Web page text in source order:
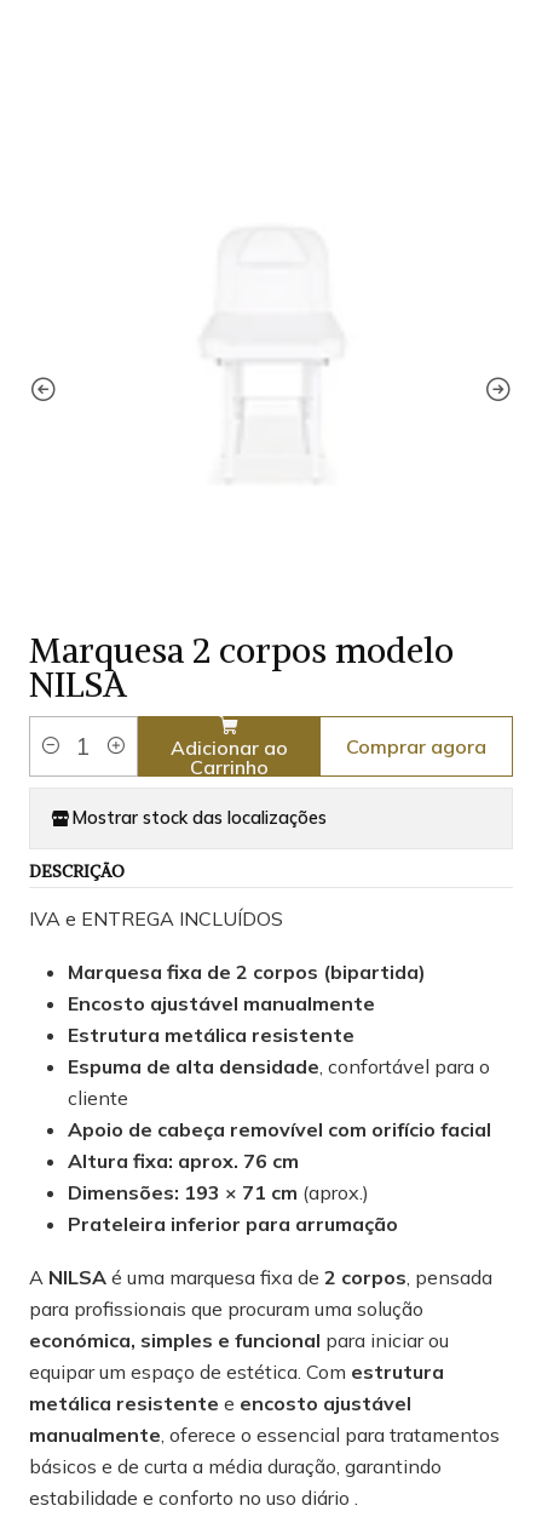
Marquesa 2 corpos modelo
NILSA
Quantidade
Adicionar ao
Carrinho
Comprar agora
Mostrar stock das localizações
DESCRIÇÃO
IVA e ENTREGA INCLUÍDOS
Marquesa fixa de 2 corpos (bipartida)
Encosto ajustável manualmente
Estrutura metálica resistente
Espuma de alta densidade , confortável para o
cliente
Apoio de cabeça removível com orifício facial
Altura fixa: aprox. 76 cm
Dimensões: 193 × 71 cm (aprox.)
Prateleira inferior para arrumação
A NILSA é uma marquesa fixa de 2 corpos , pensada
para profissionais que procuram uma solução
económica, simples e funcional para iniciar ou
equipar um espaço de estética. Com estrutura
metálica resistente e encosto ajustável
manualmente , oferece o essencial para tratamentos
básicos e de curta a média duração, garantindo
estabilidade e conforto no uso diário .